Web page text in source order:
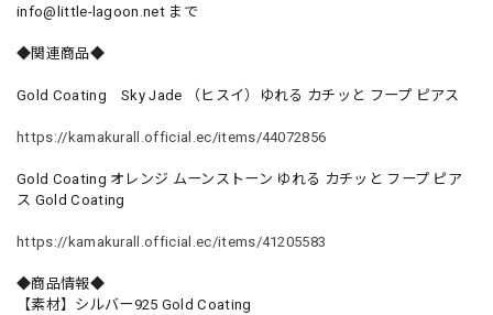
info@little-lagoon.net まで
◆関連商品◆
Gold Coating Sky Jade （ヒスイ）ゆれる カチッと フープ ピアス
https://kamakurall.official.ec/items/44072856
Gold Coating オレンジ ムーンストーン ゆれる カチッと フープ ピア
ス Gold Coating
https://kamakurall.official.ec/items/41205583
◆商品情報◆
【素材】シルバー925 Gold Coating